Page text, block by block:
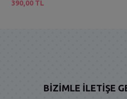
390,00 TL
BIZIMLE İLETIŞE